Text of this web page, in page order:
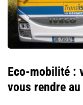
Eco-mobilité :
vous rendre au